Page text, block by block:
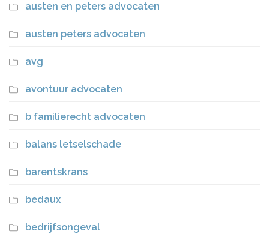
austen en peters advocaten
austen peters advocaten
avg
avontuur advocaten
b familierecht advocaten
balans letselschade
barentskrans
bedaux
bedrijfsongeval